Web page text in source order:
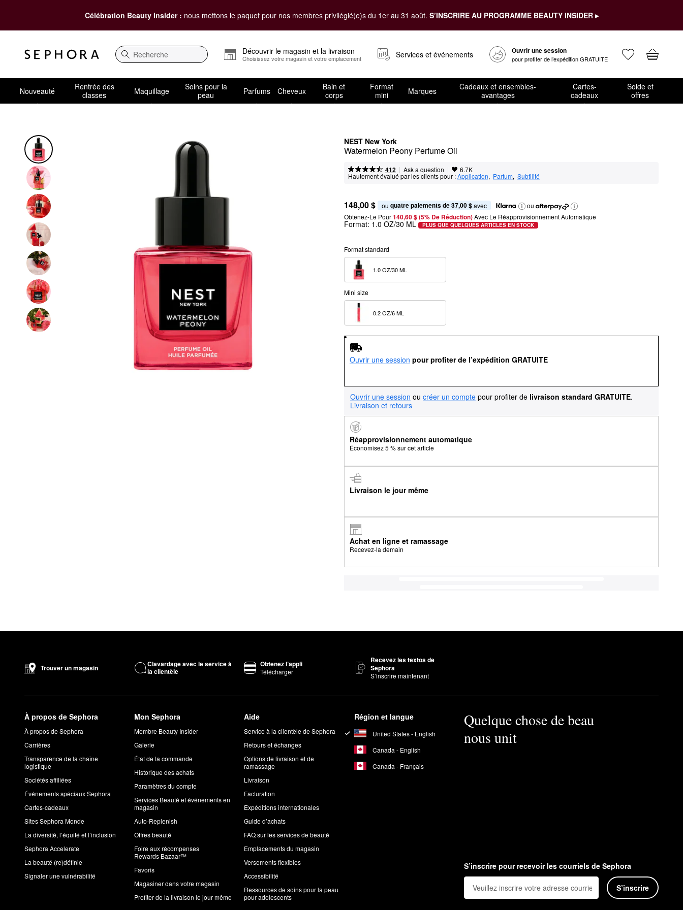
Célébration Beauty Insider : nous mettons le paquet pour nos membres privilégié(e)s du 1er au 31 août. S’INSCRIRE AU PROGRAMME BEAUTY INSIDER ▸
Recherche
Découvrir le magasin et la livraison
Choisissez votre magasin et votre emplacement Services et événements Ouvrir une session
pour profiter de l’expédition GRATUITE
Nouveauté
Rentrée des
classes
Maquillage
Soins pour la
peau
Parfums Cheveux
Bain et
corps
Format
mini
Marques
Cadeaux et ensembles-
avantages
Cartes-
cadeaux
Solde et
offres
NEST New York
Watermelon Peony Perfume Oil
412 | Ask a question | 6.7K
Hautement évalué par les clients pour :Application, Parfum, Subtilité
148,00 $ ou quatre paiements de 37,00 $ avec
ou
Obtenez-Le Pour140,60 $ (5% De Réduction) Avec Le Réapprovisionnement Automatique
Format: 1.0 OZ/30 ML PLUS QUE QUELQUES ARTICLES EN STOCK
Format standard
Mini size
Ouvrir une session pour profiter de l’expédition GRATUITE
Ouvrir une session ou créer un compte pour profiter de livraison standard GRATUITE.
Livraison et retours
Réapprovisionnement automatique
Économisez 5 % sur cet article
Livraison le jour même
Achat en ligne et ramassage
Recevez-la demain
Trouver un magasin
Clavardage avec le service à
la clientèle
Obtenez l’appli
Télécharger
Recevez les textos de
Sephora
S’inscrire maintenant
À propos de Sephora
À propos de Sephora
Carrières
Transparence de la chaîne
logistique
Sociétés affiliées
Événements spéciaux Sephora
Cartes-cadeaux
Sites Sephora Monde
La diversité, l’équité et l’inclusion
Sephora Accelerate
La beauté (re)définie
Signaler une vulnérabilité
Mon Sephora
Membre Beauty Insider
Galerie
État de la commande
Historique des achats
Paramètres du compte
Services Beauté et événements en
magasin
Auto-Replenish
Offres beauté
Foire aux récompenses
Rewards Bazaar™
Favoris
Magasiner dans votre magasin
Profiter de la livraison le jour même
Aide
Service à la clientèle de Sephora
Retours et échanges
Options de livraison et de
ramassage
Livraison
Facturation
Expéditions internationales
Guide d’achats
FAQ sur les services de beauté
Emplacements du magasin
Versements flexibles
Accessibilité
Ressources de soins pour la peau
pour adolescents
Région et langue
United States - English
Canada - English
Canada - Français
Quelque chose de beau
nous unit
S’inscrire pour recevoir les courriels de Sephora
S’inscrire